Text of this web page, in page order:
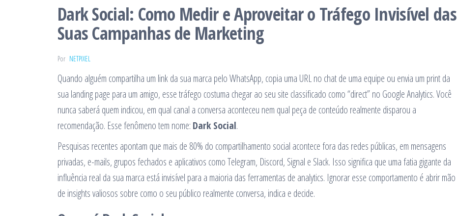
Dark Social: Como Medir e Aproveitar o Tráfego Invisível das
Suas Campanhas de Marketing
Por NETPIXEL
Quando alguém compartilha um link da sua marca pelo WhatsApp, copia uma URL no chat de uma equipe ou envia um print da
sua landing page para um amigo, esse tráfego costuma chegar ao seu site classificado como “direct” no Google Analytics. Você
nunca saberá quem indicou, em qual canal a conversa aconteceu nem qual peça de conteúdo realmente disparou a
recomendação. Esse fenômeno tem nome: Dark Social.
Pesquisas recentes apontam que mais de 80% do compartilhamento social acontece fora das redes públicas, em mensagens
privadas, e-mails, grupos fechados e aplicativos como Telegram, Discord, Signal e Slack. Isso significa que uma fatia gigante da
influência real da sua marca está invisível para a maioria das ferramentas de analytics. Ignorar esse comportamento é abrir mão
de insights valiosos sobre como o seu público realmente conversa, indica e decide.